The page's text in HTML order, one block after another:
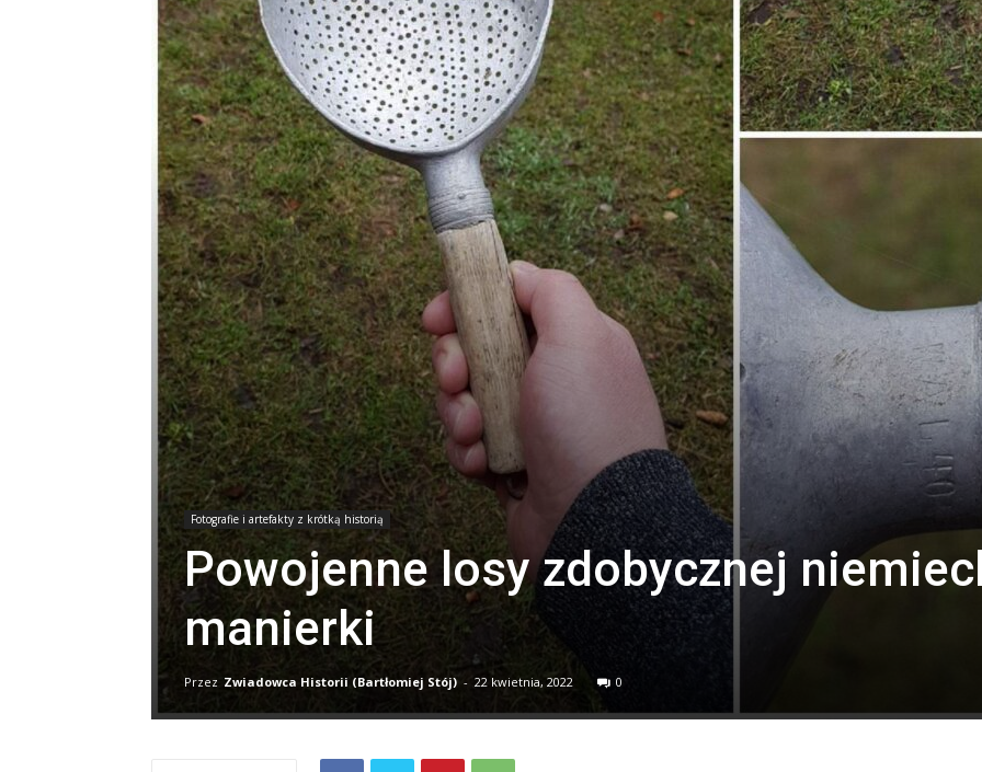
Fotografie i artefakty z krótką historią
Powojenne losy zdobycznej
manierki
Przez Zwiadowca Historii (Bartłomiej Stój) - 22 kwietnia, 2022 0